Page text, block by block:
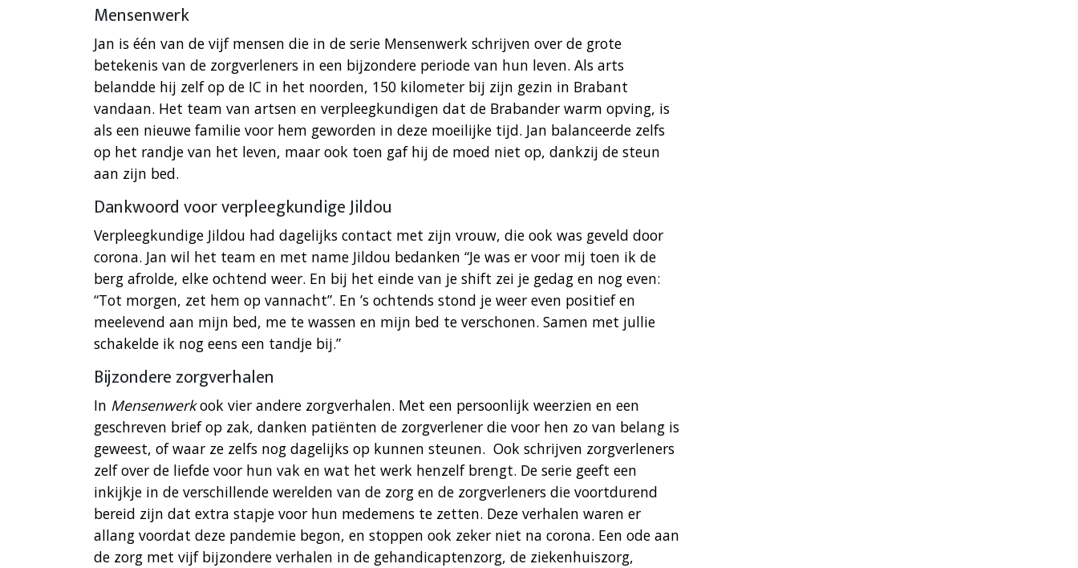
Mensenwerk
Jan is één van de vijf mensen die in de serie Mensenwerk schrijven over de grote
betekenis van de zorgverleners in een bijzondere periode van hun leven. Als arts
belandde hij zelf op de IC in het noorden, 150 kilometer bij zijn gezin in Brabant
vandaan. Het team van artsen en verpleegkundigen dat de Brabander warm opving, is
als een nieuwe familie voor hem geworden in deze moeilijke tijd. Jan balanceerde zelfs
op het randje van het leven, maar ook toen gaf hij de moed niet op, dankzij de steun
aan zijn bed.
Dankwoord voor verpleegkundige Jildou
Verpleegkundige Jildou had dagelijks contact met zijn vrouw, die ook was geveld door
corona. Jan wil het team en met name Jildou bedanken “Je was er voor mij toen ik de
berg afrolde, elke ochtend weer. En bij het einde van je shift zei je gedag en nog even:
“Tot morgen, zet hem op vannacht”. En ’s ochtends stond je weer even positief en
meelevend aan mijn bed, me te wassen en mijn bed te verschonen. Samen met jullie
schakelde ik nog eens een tandje bij.”
Bijzondere zorgverhalen
In Mensenwerkook vier andere zorgverhalen. Met een persoonlijk weerzien en een
geschreven brief op zak, danken patiënten de zorgverlener die voor hen zo van belang is
geweest, of waar ze zelfs nog dagelijks op kunnen steunen. Ook schrijven zorgverleners
zelf over de liefde voor hun vak en wat het werk henzelf brengt. De serie geeft een
inkijkje in de verschillende werelden van de zorg en de zorgverleners die voortdurend
bereid zijn dat extra stapje voor hun medemens te zetten. Deze verhalen waren er
allang voordat deze pandemie begon, en stoppen ook zeker niet na corona. Een ode aan
de zorg met vijf bijzondere verhalen in de gehandicaptenzorg, de ziekenhuiszorg,